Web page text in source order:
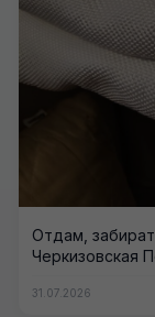
Отдам,
Черкизовская
31.07.2026